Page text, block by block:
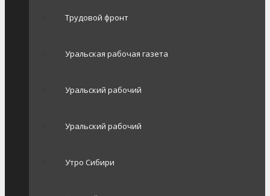
Трудовой фронт
Уральская рабочая газета
Уральский рабочий
Уральский рабочий
Утро Сибири